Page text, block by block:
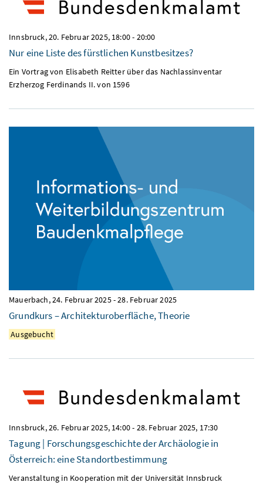
Innsbruck,20. Februar 2025, 18:00- 20:00
Nur eine Liste des fürstlichen Kunstbesitzes?
Ein Vortrag von Elisabeth Reitter über das Nachlassinventar
Erzherzog Ferdinands II. von 1596
Mauerbach,24. Februar 2025-28. Februar 2025
Grundkurs – Architekturoberfläche, Theorie
Ausgebucht
Innsbruck,26. Februar 2025, 14:00- 28. Februar 2025, 17:30
Tagung | Forschungsgeschichte der Archäologie in
Österreich: eine Standortbestimmung
Veranstaltung in Kooperation mit der Universität Innsbruck